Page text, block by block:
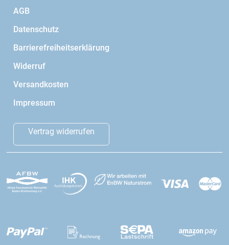
AGB
Datenschutz
Barrierefreiheitserklärung
Widerruf
Versandkosten
Impressum
Vertrag widerrufen